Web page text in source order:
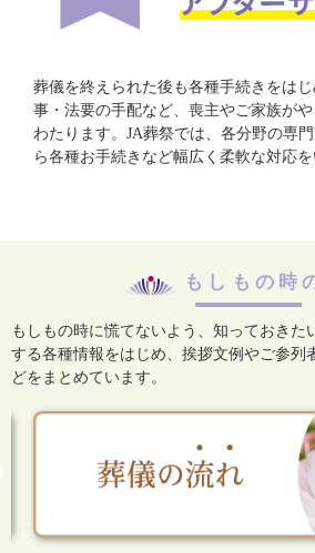
葬儀を終えられた後も各種手続きをは
事・法要の手配など、喪主やご家族が
わたります。JA葬祭では、各分野の専
ら各種お手続きなど幅広く柔軟な対応を
もしもの時
もしもの時に慌てないよう、知っておきた
する各種情報をはじめ、 挨拶文例やご参列
どをまとめています。